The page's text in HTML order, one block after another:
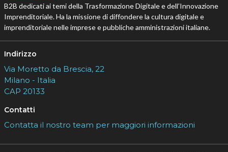
B2B dedicati ai temi della Trasformazione Digitale e dell’Innovazione
Imprenditoriale. Ha la missione di diffondere la cultura digitale e
imprenditoriale nelle imprese e pubbliche amministrazioni italiane.
Indirizzo
Via Moretto da Brescia, 22
Milano - Italia
CAP 20133
Contatti
Contatta il nostro team per maggiori informazioni